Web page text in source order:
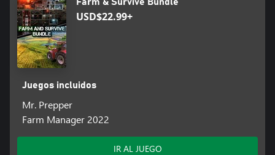
USD$22.99+
Juegos incluidos
Mr. Prepper
Farm Manager 2022
IR AL JUEGO